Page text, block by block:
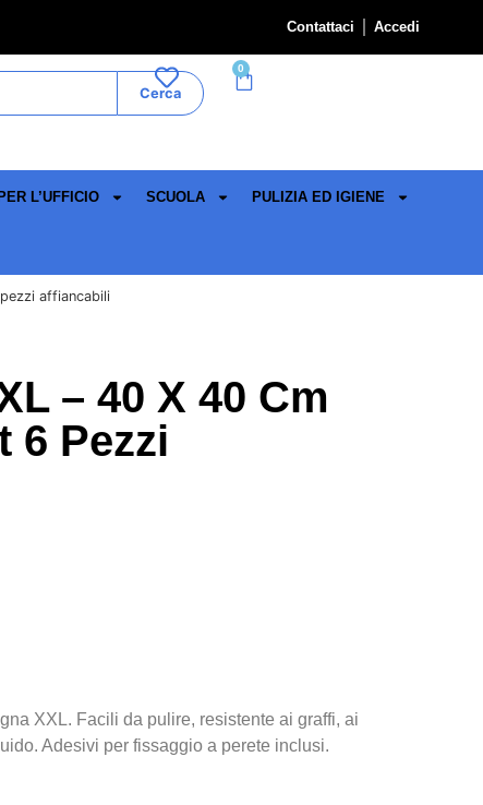
Contattaci Accedi
Cerca
0
L’UFFICIO SCUOLA PULIZIA ED IGIENE
affiancabili
– 40 X 40 Cm
6 Pezzi
XXL. Facili da pulire, resistente ai graffi, ai
Adesivi per fissaggio a perete inclusi.